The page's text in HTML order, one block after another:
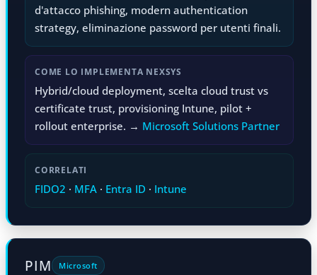
d'attacco phishing, modern authentication
strategy, eliminazione password per utenti finali.
COME LO IMPLEMENTA NEXSYS
Hybrid/cloud deployment, scelta cloud trust vs
certificate trust, provisioning Intune, pilot +
rollout enterprise. → Microsoft Solutions Partner
CORRELATI
FIDO2 · MFA · Entra ID · Intune
PIM Microsoft